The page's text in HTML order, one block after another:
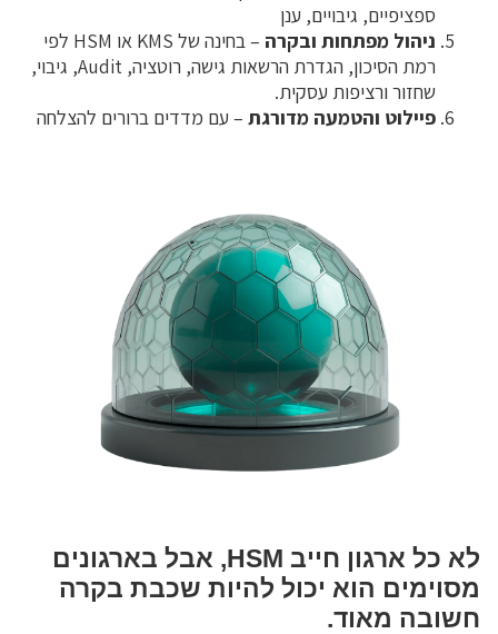
ספציפיים, גיבויים, ענן
ניהול מפתחות ובקרה
– בחינה של KMS או HSM לפי
רמת הסיכון, הגדרת הרשאות גישה, רוטציה, Audit, גיבוי,
שחזור ורציפות עסקית.
פיילוט והטמעה מדורגת – עם מדדים ברורים להצלחה
לא כל ארגון חייב HSM, אבל בארגונים
מסוימים הוא יכול להיות שכבת בקרה
חשובה מאוד.